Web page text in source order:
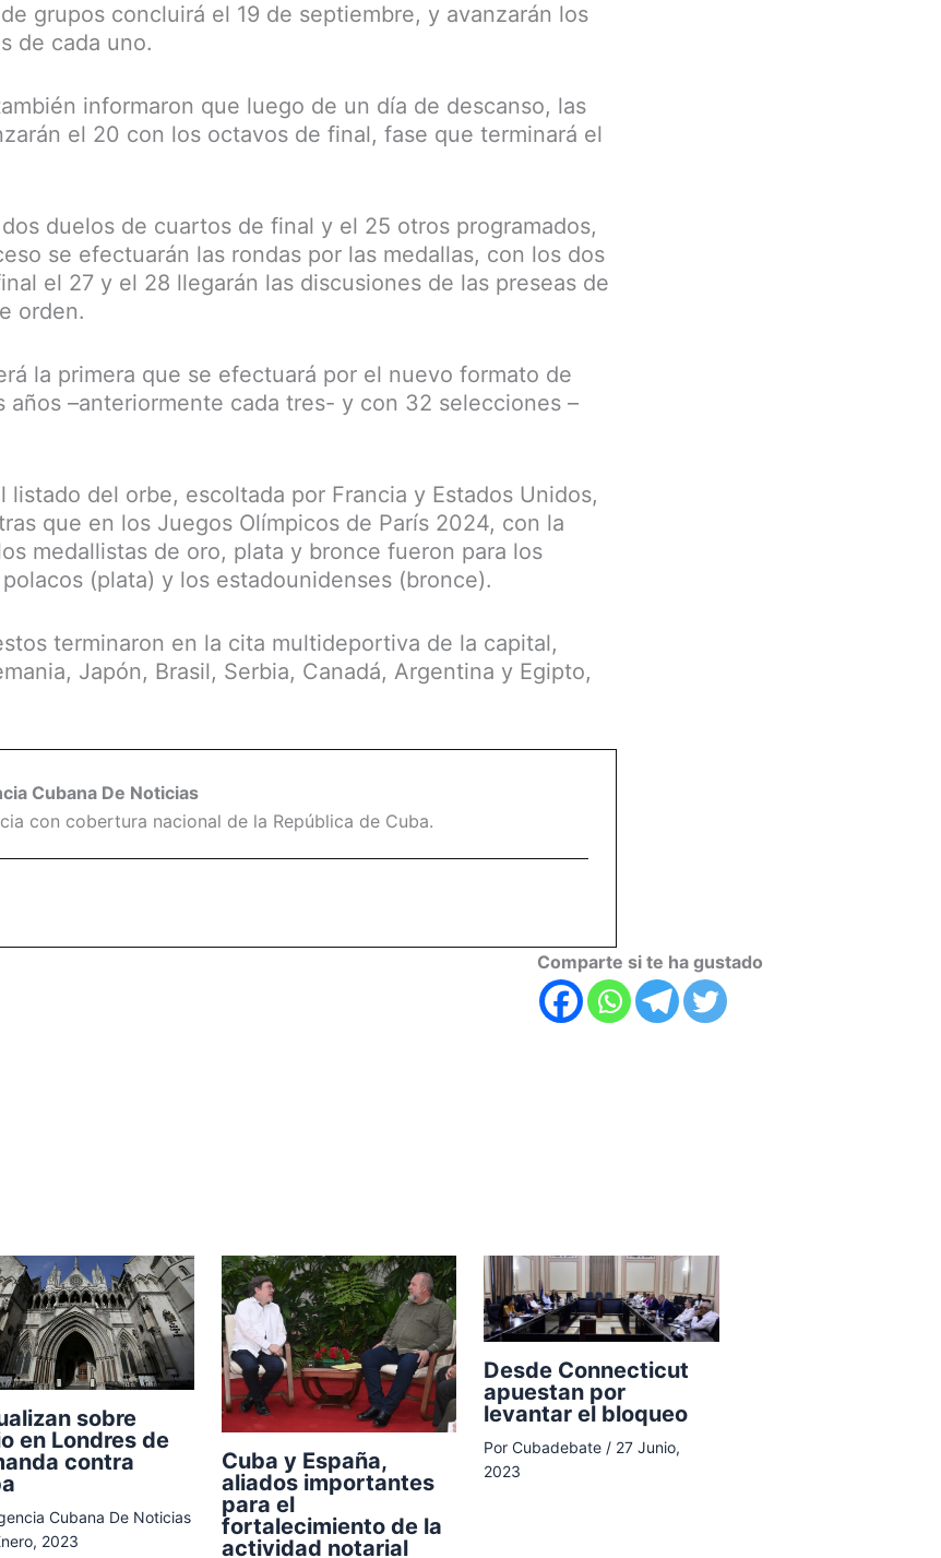
grupos concluirá el 19 de septiembre, y avanzarán los
de cada uno.
informaron que luego de un día de descanso, las
el 20 con los octavos de final, fase que terminará el
duelos de cuartos de final y el 25 otros programados,
se efectuarán las rondas por las medallas, con los dos
el 27 y el 28 llegarán las discusiones de las preseas de
orden.
la primera que se efectuará por el nuevo formato de
años –anteriormente cada tres- y con 32 selecciones –
listado del orbe, escoltada por Francia y Estados Unidos,
que en los Juegos Olímpicos de París 2024, con la
medallistas de oro, plata y bronce fueron para los
(plata) y los estadounidenses (bronce).
terminaron en la cita multideportiva de la capital,
Japón, Brasil, Serbia, Canadá, Argentina y Egipto,
Cubana De Noticias
con cobertura nacional de la República de Cuba.
Comparte si te ha gustado
sobre
en Londres de
contra
Cubana De Noticias
2023
Cuba y España,
aliados importantes
para el
fortalecimiento de la
actividad notarial
Desde Connecticut
apuestan por
levantar el bloqueo
Por Cubadebate / 27 Junio,
2023